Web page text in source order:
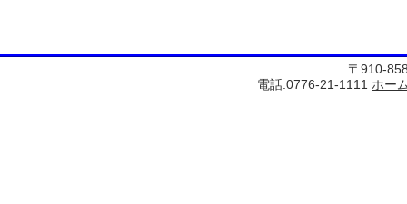
〒910-
電話:0776-21-1111 ホー